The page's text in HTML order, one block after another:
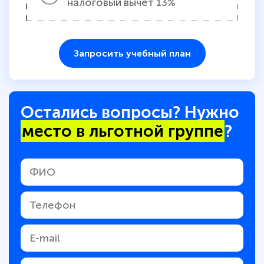
налоговый вычет 13%
Запросить учебный план
Остались вопросы? Нужно
место в льготной группе?